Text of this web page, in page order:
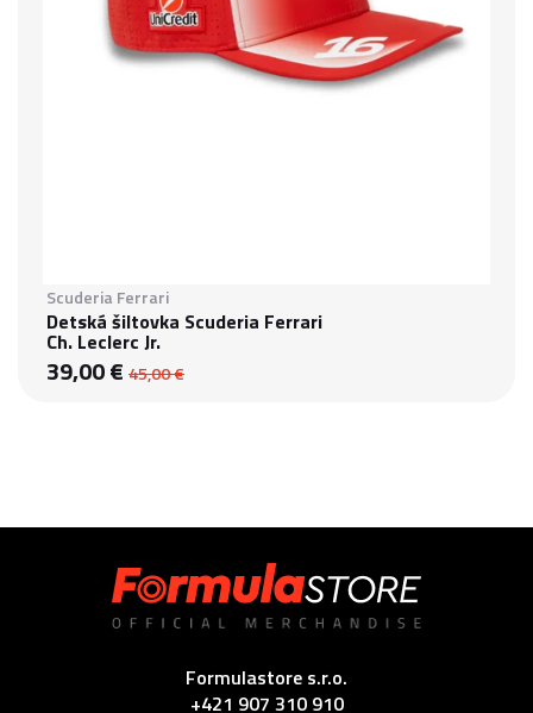
Scuderia Ferrari
Detská šiltovka Scuderia Ferrari
Ch. Leclerc Jr.
39,00 € 45,00 €
Formulastore s.r.o.
+421 907 310 910